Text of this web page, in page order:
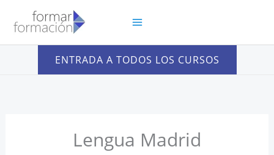
contenido
ENTRADA A TODOS LOS CURSOS
Lengua Madrid